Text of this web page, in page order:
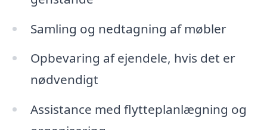
Samling og nedtagning af møbler
Opbevaring af ejendele, hvis det er
nødvendigt
Assistance med flytteplanlægning og